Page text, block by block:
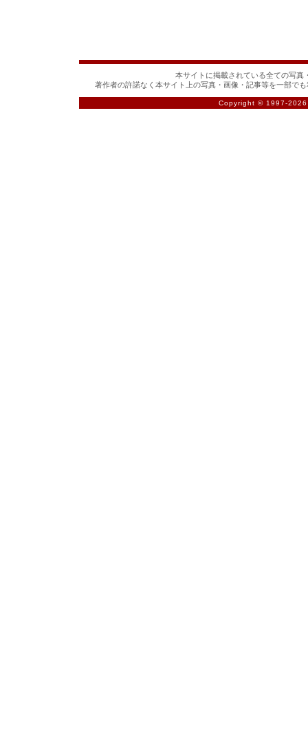
本サイトに掲載されている全ての写真
著作者の許諾なく本サイト上の写真・画像・記事等を一部で
Copyright © 1997-